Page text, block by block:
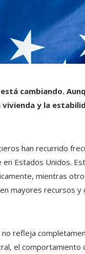
cambiando.
y la
han recurrido
Estados Unidos.
mientras
mayores recursos y
refleja
el comportamiento